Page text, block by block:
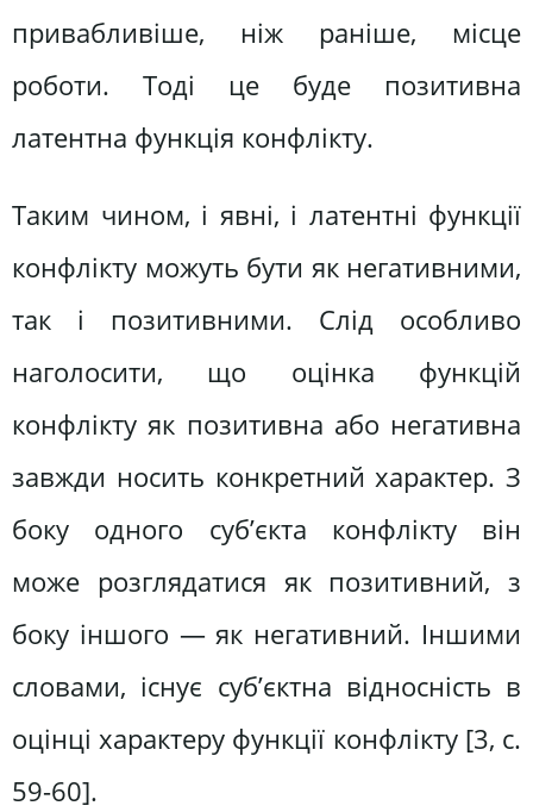
привабливіше, ніж раніше, місце
роботи. Тоді це буде позитивна
латентна функція конфлікту.
Таким чином, і явні, і латентні функції
конфлікту можуть бути як негативними,
так і позитивними. Слід особливо
наголосити, що оцінка функцій
конфлікту як позитивна або негативна
завжди носить конкретний характер. З
боку одного суб’єкта конфлікту він
може розглядатися як позитивний, з
боку іншого — як негативний. Іншими
словами, існує суб’єктна відносність в
оцінці характеру функції конфлікту [3, c.
59-60].